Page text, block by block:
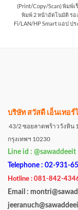
(Print/Copy/Scan) พิมพ์เ
พิมพ์ 2 หน้าอัตโนมัติ รอ
Fi/LAN/HP Smart แอป ป
บริษัท สวัสดี เอ็นเทอร์
43/2 ซอยลาดพร้าววังหิน
กรุงเทพฯ 10230
Line id : @sawaddeeit
Telephone : 02-931-
Hotline : 081-842-
Email :